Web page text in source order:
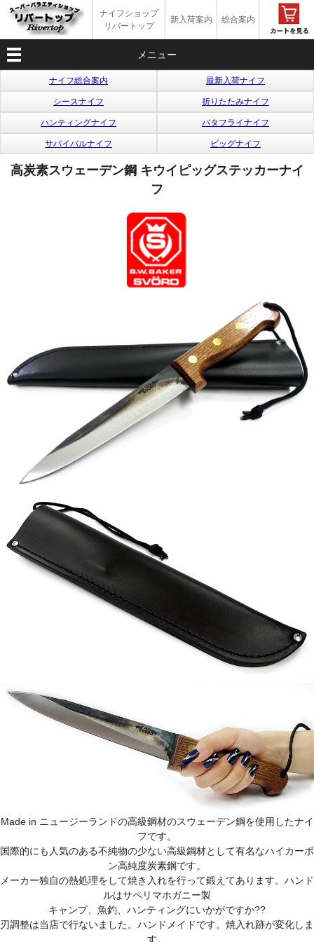
ナイフショップ
リバートップ
新入荷案内 総合案内
メニュー
ナイフ総合案内 最新入荷ナイフ
シースナイフ 折りたたみナイフ
ハンティングナイフ バタフライナイフ
サバイバルナイフ ビッグナイフ
高炭素スウェーデン鋼 キウイピッグステッカーナイ
フ
Made in ニュージーランドの高級鋼材のスウェーデン鋼を使用したナイ
フです。
国際的にも人気のある不純物の少ない高級鋼材として有名なハイカーボ
ン高純度炭素鋼です。
メーカー独自の熱処理をして焼き入れを行って鍛えてあります。ハンド
ルはサペリマホガニー製
キャンプ、魚釣、ハンティングにいかがですか??
刃調整は当店で行ないました。ハンドメイドです。焼入れ跡が変化しま
す。